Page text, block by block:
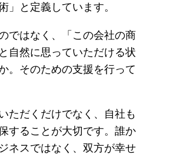
」と定義しています。
ではなく、「この会社の商
自然に思っていただける状
。そのための支援を行って
ただくだけでなく、自社も
することが大切です。誰か
ネスではなく、双方が幸せ